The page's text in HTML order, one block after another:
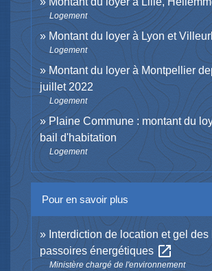
Logement
Montant du loyer à Lyon et
Logement
Montant du loyer à Montpellier
juillet 2022
Logement
Plaine Commune : montant du
bail d'habitation
Logement
Pour en savoir plus
Interdiction de location et gel
passoires énergétiques open_in_new
Ministère chargé de l'environnement